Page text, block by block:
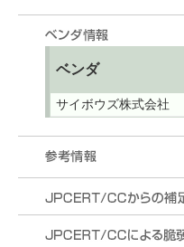
ベンダ
サイボウズ株式会社